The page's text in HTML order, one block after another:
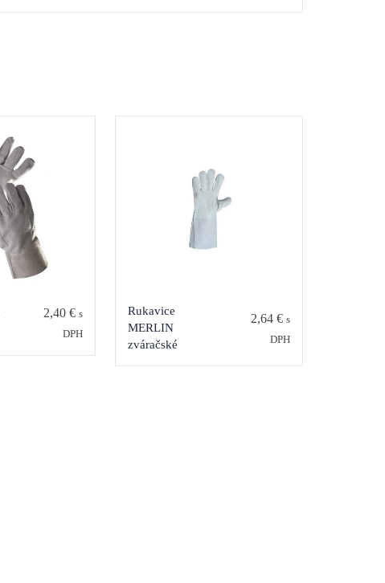
2,40 € s
DPH
Rukavice
MERLIN
zváračské
2,64 € s
DPH